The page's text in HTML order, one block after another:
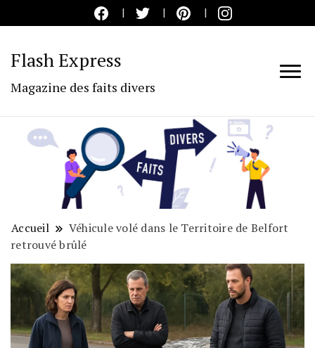
Flash Express
Magazine des faits divers
Accueil
Véhicule volé dans le Territoire de Belfort
retrouvé brûlé